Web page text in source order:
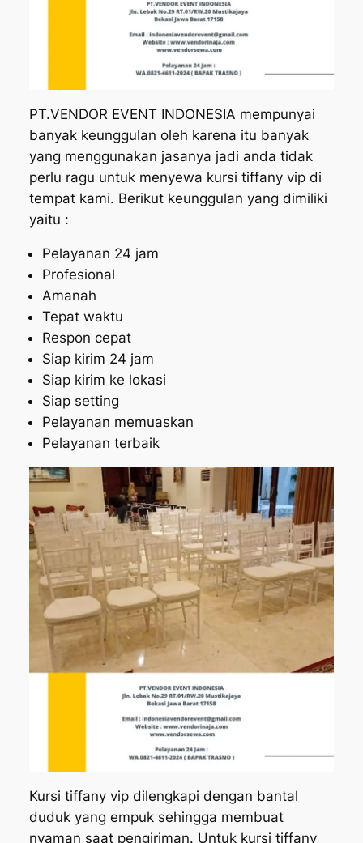
PT.VENDOR EVENT INDONESIA mempunyai
banyak keunggulan oleh karena itu banyak
yang menggunakan jasanya jadi anda tidak
perlu ragu untuk menyewa kursi tiffany vip di
tempat kami. Berikut keunggulan yang dimiliki
yaitu :
Pelayanan 24 jam
Profesional
Amanah
Tepat waktu
Respon cepat
Siap kirim 24 jam
Siap kirim ke lokasi
Siap setting
Pelayanan memuaskan
Pelayanan terbaik
Kursi tiffany vip dilengkapi dengan bantal
duduk yang empuk sehingga membuat
nyaman saat pengiriman. Untuk kursi tiffany